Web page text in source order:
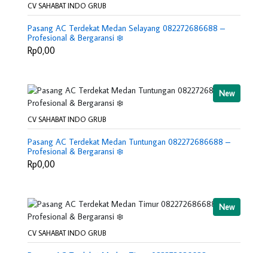
CV SAHABAT INDO GRUB
Pasang AC Terdekat Medan Selayang 082272686688 –
Profesional & Bergaransi ❄️
Rp0,00
New
CV SAHABAT INDO GRUB
Pasang AC Terdekat Medan Tuntungan 082272686688 –
Profesional & Bergaransi ❄️
Rp0,00
New
CV SAHABAT INDO GRUB